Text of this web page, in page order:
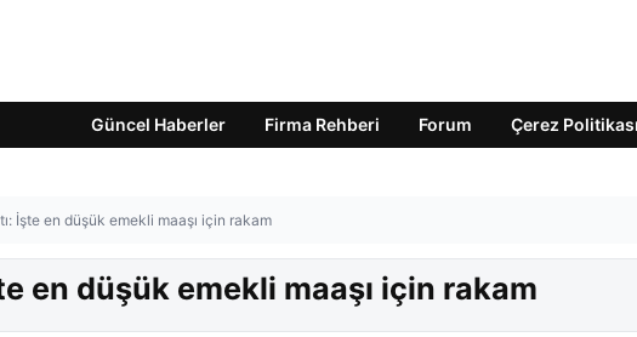
Güncel Haberler Firma Rehberi Forum Çerez Politikası
İşte en düşük emekli maaşı için rakam
en düşük emekli maaşı için rakam